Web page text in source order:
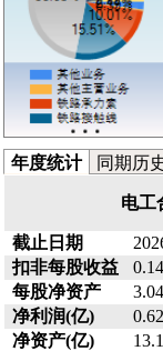
年度统计 同期历
电工
截止日期
扣非每股收益
每股净资产
净利润(亿)
0.62
净资产(亿)